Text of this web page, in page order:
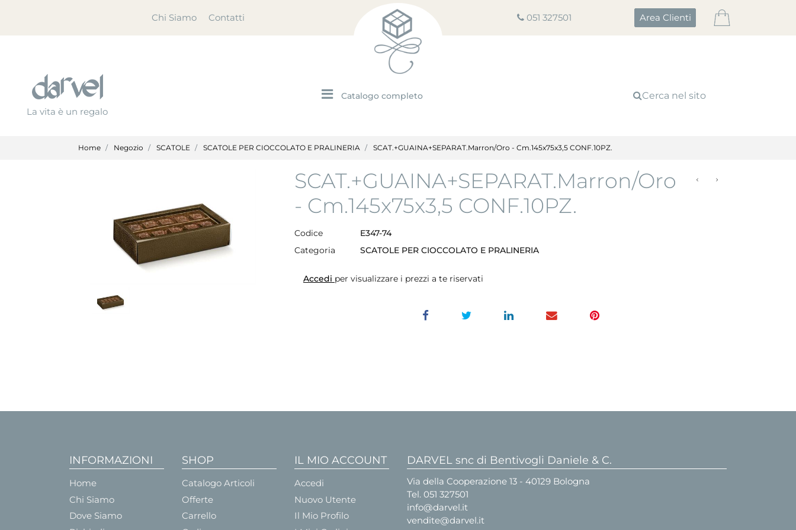
Chi Siamo Contatti 051 327501 Area Clienti
La vita è un regalo
Open menu Cerca nel sito
Home Negozio SCATOLE SCATOLE PER CIOCCOLATO E PRALINERIA SCAT.+GUAINA+SEPARAT.Marron/Oro - Cm.145x75x3,5 CONF.10PZ.
SCAT.+GUAINA+SEPARAT.Marron/Oro
- Cm.145x75x3,5 CONF.10PZ.
Codice
E347-74
Categoria
SCATOLE PER CIOCCOLATO E PRALINERIA
Accedi per visualizzare i prezzi a te riservati
INFORMAZIONI
Home
Chi Siamo
Dove Siamo
SHOP
Catalogo Articoli
Offerte
Carrello
IL MIO ACCOUNT
Accedi
Nuovo Utente
Il Mio Profilo
DARVEL snc di Bentivogli Daniele & C.
Via della Cooperazione 13 - 40129 Bologna
Tel. 051 327501
info@darvel.it
vendite@darvel.it